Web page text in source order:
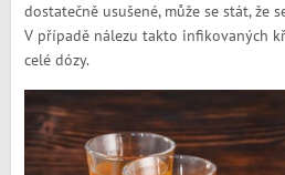
dostatečně usušené, může se stát, že
V případě nálezu takto infikovaných
celé dózy.